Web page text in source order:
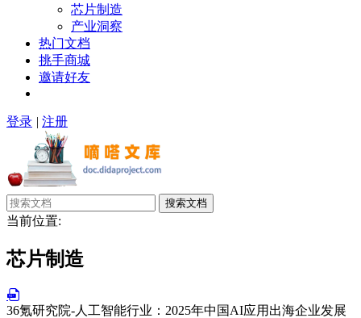
芯片制造
产业洞察
热门文档
挑手商城
邀请好友
登录 | 注册
搜索文档
当前位置:
芯片制造
36氪研究院-人工智能行业：2025年中国AI应用出海企业发展